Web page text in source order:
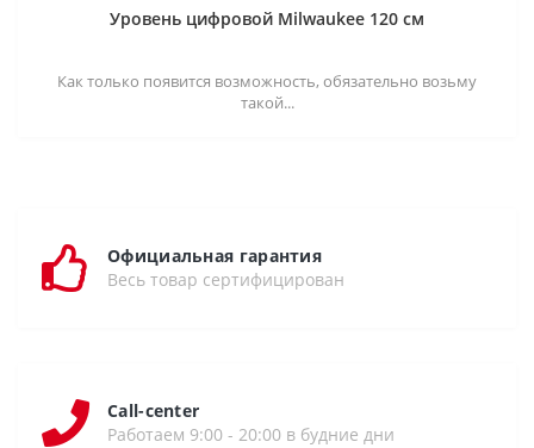
Уровень цифровой Milwaukee 120 см
Как только появится возможность, обязательно возьму
такой...
Официальная гарантия
Весь товар сертифицирован
Call-center
Работаем 9:00 - 20:00 в будние дни